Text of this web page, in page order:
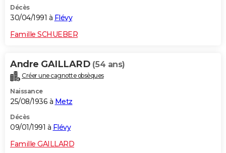
Décès
30/04/1991 à Flévy
Famille SCHUEBER
Andre GAILLARD (54 ans)
Créer une cagnotte obsèques
Naissance
25/08/1936 à Metz
Décès
09/01/1991 à Flévy
Famille GAILLARD